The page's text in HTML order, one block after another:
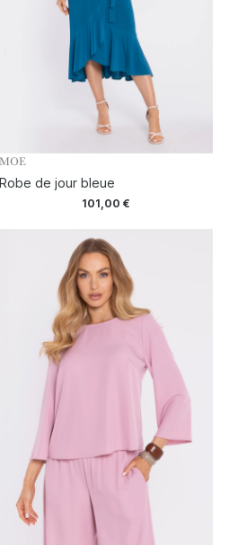
MOE
Robe de jour bleue
101,00 €